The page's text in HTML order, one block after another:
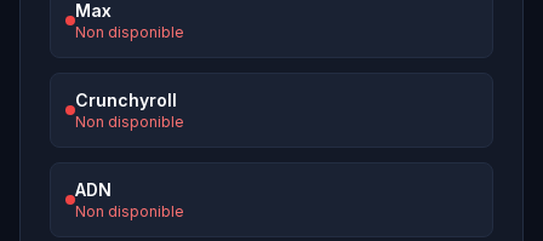
Max
Non disponible
Crunchyroll
Non disponible
ADN
Non disponible